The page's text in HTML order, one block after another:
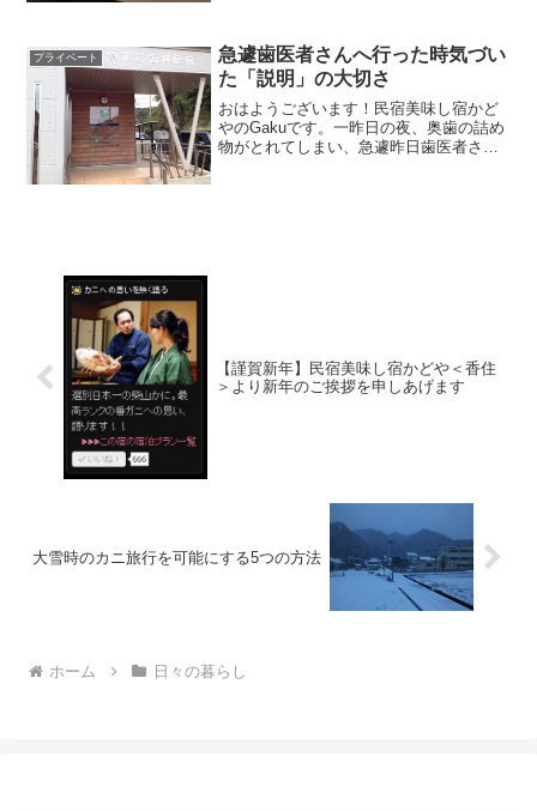
の講習は２０１５年に更新された最新情
報に基づいた内容でしていただきまし
た。
プライベート
急遽歯医者さんへ行った時気づい
た「説明」の大切さ
おはようございます！民宿美味し宿かど
やのGakuです。一昨日の夜、奥歯の詰め
物がとれてしまい、急遽昨日歯医者さん
【謹賀新年】民宿美味し宿かどや＜香住
＞より新年のご挨拶を申しあげます
大雪時のカニ旅行を可能にする5つの方法
ホーム 日々の暮らし